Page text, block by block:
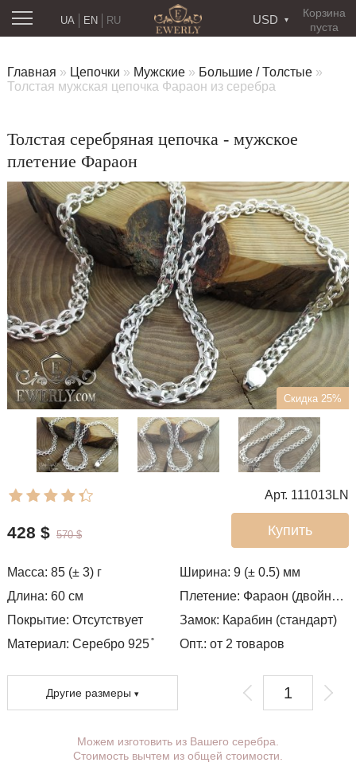
Корзина
пуста
USD
RU
UA EN
Главная » Цепочки » Мужские » Большие / Толстые »
Толстая мужская цепочка Фараон из серебра
Толстая серебряная цепочка - мужское
плетение Фараон
Скидка 25%
Арт. 111013LN
Купить
428 $ 570 $
Масса: 85 (± 3) г Ширина:9 (± 0.5) мм
Длина: 60 см Плетение: Фараон (двойное якорное)
Покрытие: Отсутствует Замок: Карабин (стандарт)
Материал: Серебро 925 ̊
Опт.: от 2 товаров
Другие размеры
Вы можете выбрать покрытие,
массу, длину, ширину, замок.
Можем изготовить из Вашего серебра.
Стоимость вычтем из общей стоимости.